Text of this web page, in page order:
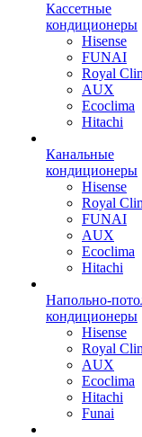
Кассетные
кондиционеры
Hisense
FUNAI
Royal
AUX
Ecoclima
Hitachi
Канальные
кондиционеры
Hisense
Royal
FUNAI
AUX
Ecoclima
Hitachi
Напольно-
кондиционеры
Hisense
Royal
AUX
Ecoclima
Hitachi
Funai